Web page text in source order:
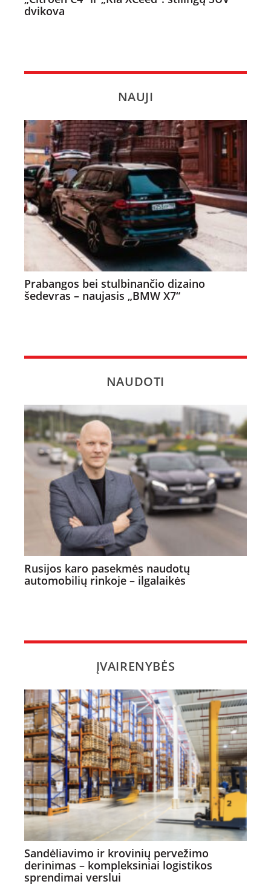
dvikova
NAUJI
Prabangos bei stulbinančio dizaino
šedevras – naujasis „BMW X7“
NAUDOTI
Rusijos karo pasekmės naudotų
automobilių rinkoje – ilgalaikės
ĮVAIRENYBĖS
Sandėliavimo ir krovinių pervežimo
derinimas – kompleksiniai logistikos
sprendimai verslui